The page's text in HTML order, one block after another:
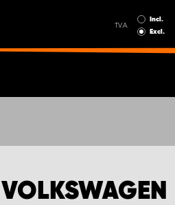
T.V.A.
Incl.
Excl.